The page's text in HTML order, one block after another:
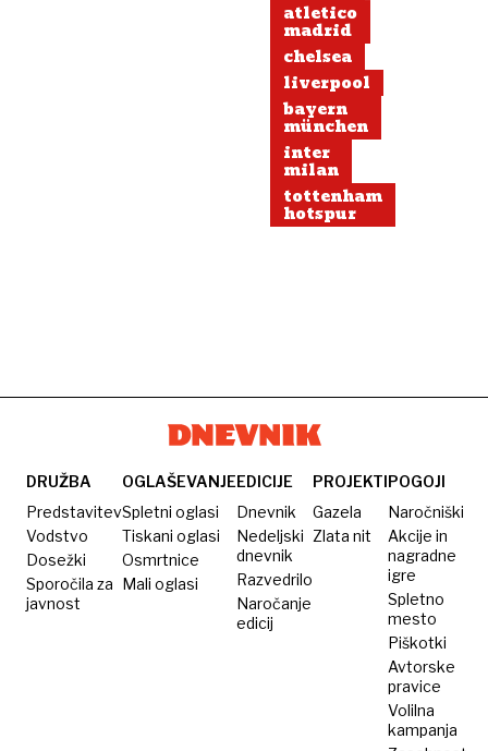
atletico
madrid
chelsea
liverpool
bayern
münchen
inter
milan
tottenham
hotspur
DRUŽBA
Predstavitev
Vodstvo
Dosežki
Sporočila za
javnost
OGLAŠEVANJE
Spletni oglasi
Tiskani oglasi
Osmrtnice
Mali oglasi
EDICIJE
Dnevnik
Nedeljski
dnevnik
Razvedrilo
Naročanje
edicij
PROJEKTI
Gazela
Zlata nit
POGOJI
Naročniški
Akcije in
nagradne
igre
Spletno
mesto
Piškotki
Avtorske
pravice
Volilna
kampanja